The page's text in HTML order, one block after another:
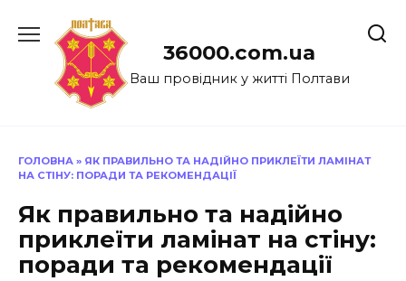
до
36000.com.ua
Ваш провідник у житті Полтави
ГОЛОВНА » ЯК ПРАВИЛЬНО ТА НАДІЙНО ПРИКЛЕЇТИ ЛАМІНАТ
НА СТІНУ: ПОРАДИ ТА РЕКОМЕНДАЦІЇ
Як правильно та надійно
приклеїти ламінат на стіну:
поради та рекомендації